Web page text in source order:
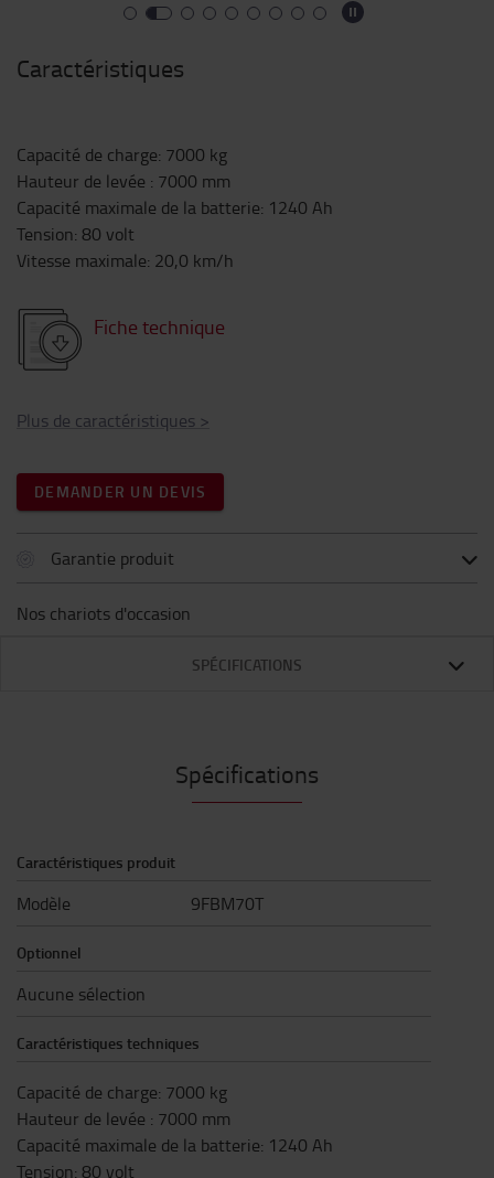
Caractéristiques
Capacité de charge: 7000 kg
Hauteur de levée : 7000 mm
Capacité maximale de la batterie: 1240 Ah
Tension: 80 volt
Vitesse maximale: 20,0 km/h
Fiche technique
Plus de caractéristiques >
DEMANDER UN DEVIS
Garantie produit
Nos chariots d'occasion
SPÉCIFICATIONS
Spécifications
Caractéristiques produit
Modèle 9FBM70T
Optionnel
Aucune sélection
Caractéristiques techniques
Capacité de charge: 7000 kg
Hauteur de levée : 7000 mm
Capacité maximale de la batterie: 1240 Ah
Tension: 80 volt